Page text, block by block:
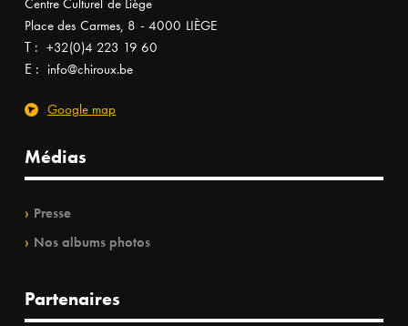
Centre Culturel de Liège
Place des Carmes, 8 - 4000 LIÈGE
T : +32(0)4 223 19 60
E : info@chiroux.be
Google map
Médias
Presse
Nos albums photos
Partenaires